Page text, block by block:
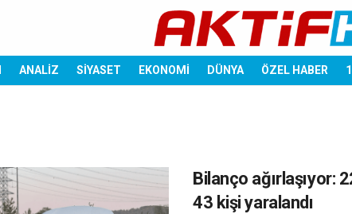
ANALİZ SİYASET EKONOMİ DÜNYA ÖZEL HABER
Bilanço ağırlaşıyor:
43 kişi yaralandı